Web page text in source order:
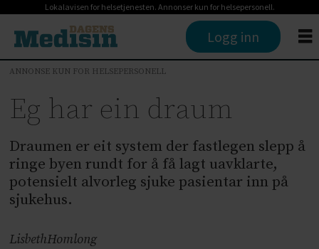
Lokalavisen for helsetjenesten. Annonser kun for helsepersonell.
Logg inn
ANNONSE KUN FOR HELSEPERSONELL
Eg har ein draum
Draumen er eit system der fastlegen slepp å
ringe byen rundt for å få lagt uavklarte,
potensielt alvorleg sjuke pasientar inn på
sjukehus.
LisbethHomlong